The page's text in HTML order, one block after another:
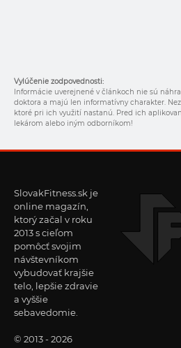
Vylúčenie zodpovednosti:
Informácie uverejnené v článkoch nie sú
doktora a majú len informatívny charakter.
ktoré pri ich využití nastanú. Pred ich
lekárom alebo iným odborníkom!
SlovakFitness.sk je
online magazín,
ktorý začal v roku
2013 s cieľom
pomôcť svojim
návštevníkom
vybudovať krajšie
telo, lepšie zdravie
a vyššie
sebavedomie.
© 2013 - 2026